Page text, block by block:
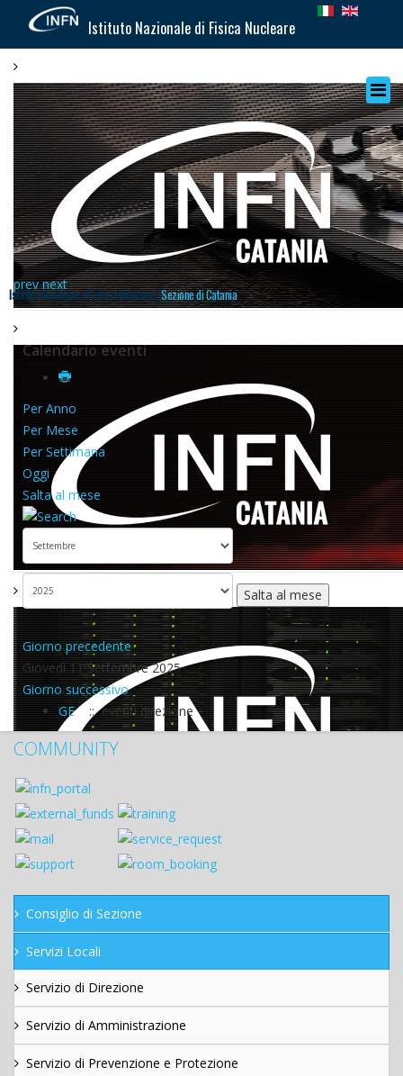
Istituto Nazionale di Fisica Nucleare
prev next
Istituto Nazionale di Fisica Nucleare |Sezione di Catania
Calendario eventi
Per Anno
Per Mese
Per Settimana
Oggi
Salta al mese
Salta al mese
Giorno precedente
Giovedì 11 Settembre 2025
Giorno successivo
GE :: eventi direzione
COMMUNITY
Consiglio di Sezione
Servizi Locali
Servizio di Direzione
Servizio di Amministrazione
Servizio di Prevenzione e Protezione